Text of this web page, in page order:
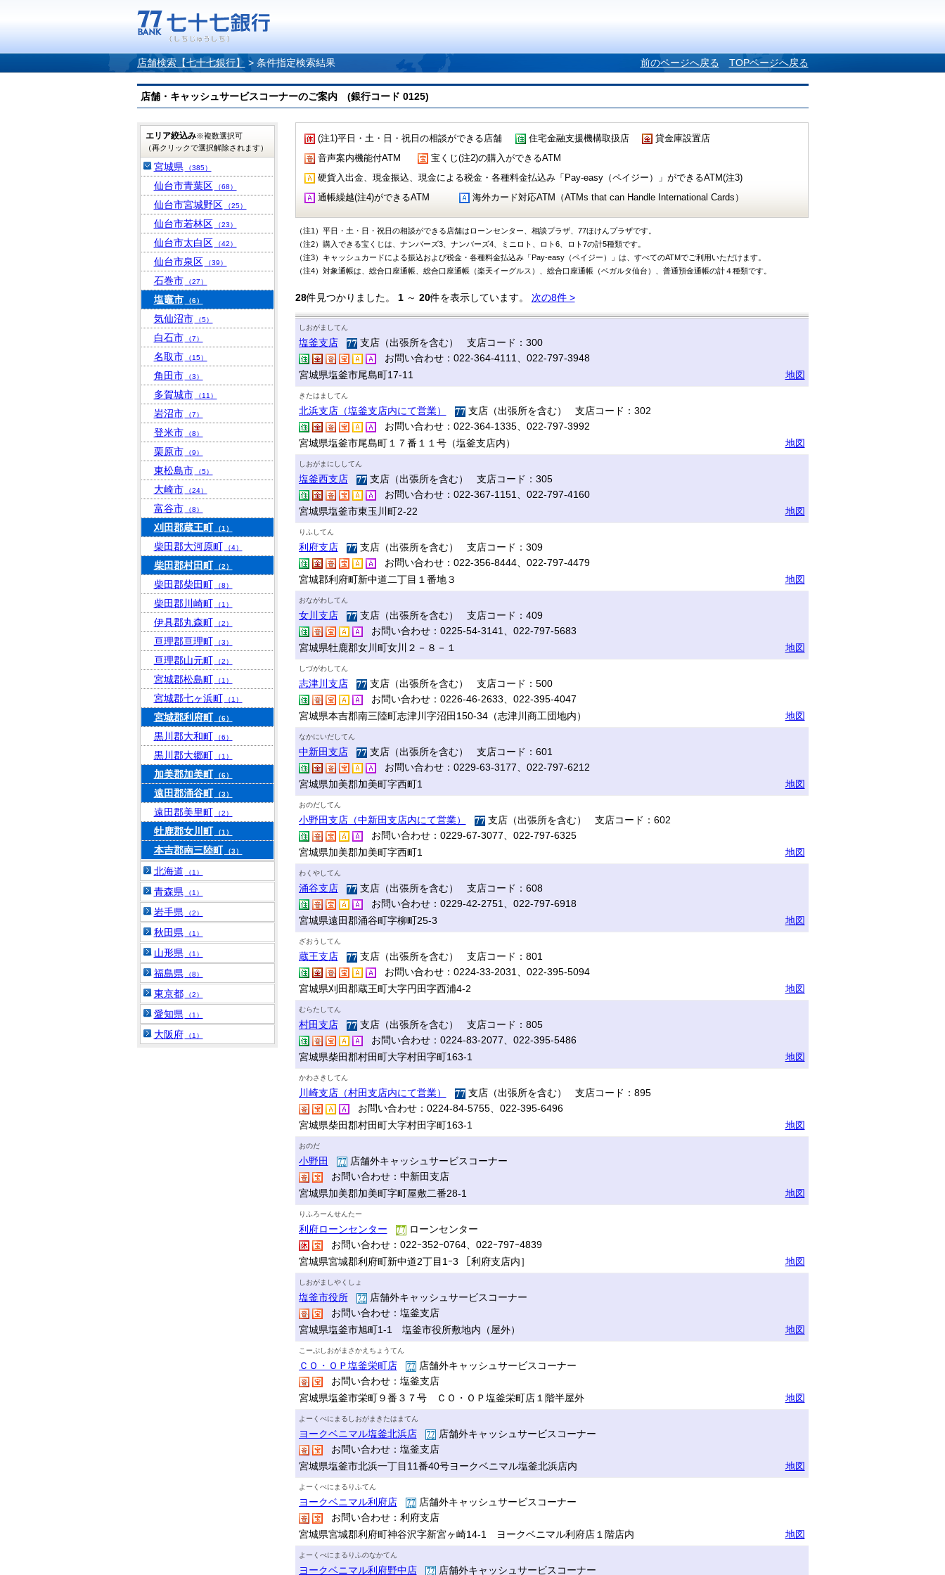
店舗検索【七十七銀行】 > 条件指定検索結果 前のページへ戻る TOPページへ戻る
店舗・キャッシュサービスコーナーのご案内 (銀行コード 0125)
(注1)平日・土・日・祝日の相談ができる店舗 住宅金融支援機構取扱店
貸金庫設置店
音声案内機能付ATM
宝くじ(注2)の購入ができるATM
硬貨入出金、現金振込、現金による税金・各種料金払込み「Pay-easy（ペイジー）」ができるATM(注3)
通帳繰越(注4)ができるATM
海外カード対応ATM（ATMs that can Handle International Cards）
（注1）平日・土・日・祝日の相談ができる店舗はローンセンター、相談プラザ、77ほけんプラザです。
（注2）購入できる宝くじは、ナンバーズ3、ナンバーズ4、ミニロト、ロト6、ロト7の計5種類です。
（注3）キャッシュカードによる振込および税金・各種料金払込み「Pay-easy（ペイジー）」は、すべてのATMでご利用いただけます。
（注4）対象通帳は、総合口座通帳、総合口座通帳（楽天イーグルス）、総合口座通帳（ベガルタ仙台）、普通預金通帳の計４種類です。
28件見つかりました。 1～ 20件を表示しています。 次の8件 >
しおがましてん
塩釜支店
支店（出張所を含む） 支店コード：300
お問い合わせ：022-364-4111、022-797-3948
宮城県塩釜市尾島町17‐11
地図
きたはましてん
北浜支店（塩釜支店内にて営業）
支店（出張所を含む） 支店コード：302
お問い合わせ：022-364-1335、022-797-3992
宮城県塩釜市尾島町１７番１１号（塩釜支店内）
地図
しおがまにししてん
塩釜西支店
支店（出張所を含む） 支店コード：305
お問い合わせ：022-367-1151、022-797-4160
宮城県塩釜市東玉川町2-22
地図
りふしてん
利府支店
支店（出張所を含む） 支店コード：309
お問い合わせ：022-356-8444、022-797-4479
宮城郡利府町新中道二丁目１番地３
地図
おながわしてん
女川支店
支店（出張所を含む） 支店コード：409
お問い合わせ：0225-54-3141、022-797-5683
宮城県牡鹿郡女川町女川２－８－１
地図
しづがわしてん
志津川支店
支店（出張所を含む） 支店コード：500
お問い合わせ：0226-46-2633、022-395-4047
宮城県本吉郡南三陸町志津川字沼田150-34（志津川商工団地内）
地図
なかにいだしてん
中新田支店
支店（出張所を含む） 支店コード：601
お問い合わせ：0229-63-3177、022-797-6212
宮城県加美郡加美町字西町1
地図
おのだしてん
小野田支店（中新田支店内にて営業）
支店（出張所を含む） 支店コード：602
お問い合わせ：0229-67-3077、022-797-6325
宮城県加美郡加美町字西町1
地図
わくやしてん
涌谷支店
支店（出張所を含む） 支店コード：608
お問い合わせ：0229-42-2751、022-797-6918
宮城県遠田郡涌谷町字柳町25-3
地図
ざおうしてん
蔵王支店
支店（出張所を含む） 支店コード：801
お問い合わせ：0224-33-2031、022-395-5094
宮城県刈田郡蔵王町大字円田字西浦4-2
地図
むらたしてん
村田支店
支店（出張所を含む） 支店コード：805
お問い合わせ：0224-83-2077、022-395-5486
宮城県柴田郡村田町大字村田字町163-1
地図
かわさきしてん
川崎支店（村田支店内にて営業）
支店（出張所を含む） 支店コード：895
お問い合わせ：0224-84-5755、022-395-6496
宮城県柴田郡村田町大字村田字町163-1
地図
おのだ
小野田
店舗外キャッシュサービスコーナー
お問い合わせ：中新田支店
宮城県加美郡加美町字町屋敷二番28-1
地図
りふろーんせんたー
利府ローンセンター
ローンセンター
お問い合わせ：022ｰ352ｰ0764、022ｰ797ｰ4839
宮城県宮城郡利府町新中道2丁目1ｰ3 ［利府支店内］
地図
しおがましやくしょ
塩釜市役所
店舗外キャッシュサービスコーナー
お問い合わせ：塩釜支店
宮城県塩釜市旭町1-1 塩釜市役所敷地内（屋外）
地図
こーぷしおがまさかえちょうてん
ＣＯ・ＯＰ塩釜栄町店
店舗外キャッシュサービスコーナー
お問い合わせ：塩釜支店
宮城県塩釜市栄町９番３７号 ＣＯ・ＯＰ塩釜栄町店１階半屋外
地図
よーくべにまるしおがまきたはまてん
ヨークベニマル塩釜北浜店
店舗外キャッシュサービスコーナー
お問い合わせ：塩釜支店
宮城県塩釜市北浜一丁目11番40号ヨークベニマル塩釜北浜店内
地図
よーくべにまるりふてん
ヨークベニマル利府店
店舗外キャッシュサービスコーナー
お問い合わせ：利府支店
宮城県宮城郡利府町神谷沢字新宮ヶ崎14-1 ヨークベニマル利府店１階店内
地図
よーくべにまるりふのなかてん
ヨークベニマル利府野中店 店舗外キャッシュサービスコーナー
エリア絞込み※複数選択可
（再クリックで選択解除されます）
宮城県 （385）
仙台市青葉区 （68）
仙台市宮城野区 （25）
仙台市若林区 （23）
仙台市太白区 （42）
仙台市泉区 （39）
石巻市 （27）
塩竈市 （6）
気仙沼市 （5）
白石市 （7）
名取市 （15）
角田市 （3）
多賀城市 （11）
岩沼市 （7）
登米市 （8）
栗原市 （9）
東松島市 （5）
大崎市 （24）
富谷市 （8）
刈田郡蔵王町 （1）
柴田郡大河原町 （4）
柴田郡村田町 （2）
柴田郡柴田町 （8）
柴田郡川崎町 （1）
伊具郡丸森町 （2）
亘理郡亘理町 （3）
亘理郡山元町 （2）
宮城郡松島町 （1）
宮城郡七ヶ浜町 （1）
宮城郡利府町 （6）
黒川郡大和町 （6）
黒川郡大郷町 （1）
加美郡加美町 （6）
遠田郡涌谷町 （3）
遠田郡美里町 （2）
牡鹿郡女川町 （1）
本吉郡南三陸町 （3）
北海道 （1）
青森県 （1）
岩手県 （2）
秋田県 （1）
山形県 （1）
福島県 （8）
東京都 （2）
愛知県 （1）
大阪府 （1）